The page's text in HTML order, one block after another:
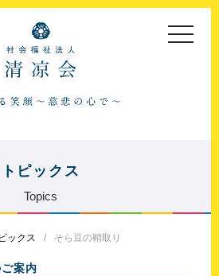
toggle
トピックス
Topics
ックス そら豆の鞘取り
案内